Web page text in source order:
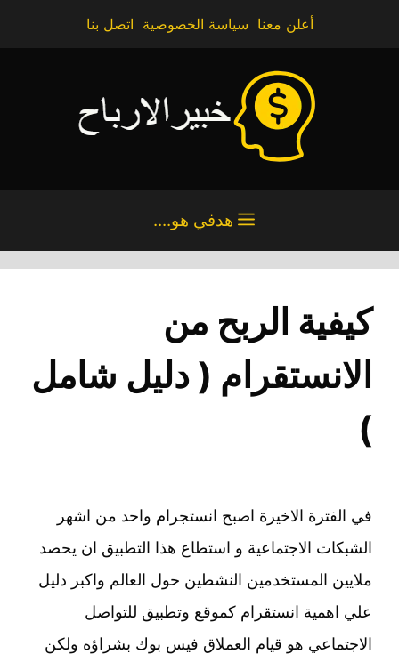
أعلن معنا سياسة الخصوصية اتصل بنا
هدفي هو....
كيفية الربح من
الانستقرام ( دليل شامل
في الفترة الاخيرة اصبح انستجرام واحد من اشهر
الشبكات الاجتماعية و استطاع هذا التطبيق ان يحصد
ملايين المستخدمين النشطين حول العالم واكبر دليل
علي اهمية انستقرام كموقع وتطبيق للتواصل
الاجتماعي هو قيام العملاق فيس بوك بشراؤه ولكن